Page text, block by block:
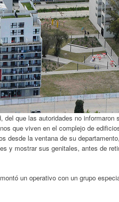
que las autoridades no informaron
que viven en el complejo de
desde la ventana de su
y mostrar sus genitales, antes de
un operativo con un grupo